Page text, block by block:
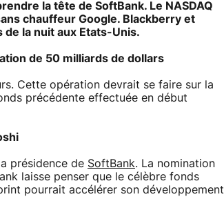
la tête de SoftBank. Le NASDAQ
chauffeur Google. Blackberry et
la nuit aux Etats-Unis.
de 50 milliards de dollars
Cette opération devrait se faire sur la
précédente effectuée en début
présidence de SoftBank. La nomination
laisse penser que le célèbre fonds
pourrait accélérer son développement